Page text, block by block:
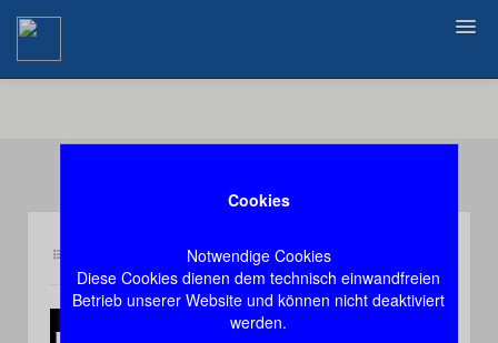
Cookies
Notwendige Cookies
Diese Cookies dienen dem technisch einwandfreien
Betrieb unserer Website und können nicht deaktiviert
werden.
Demozugang, das Video stoppt nach 60 Sekunden